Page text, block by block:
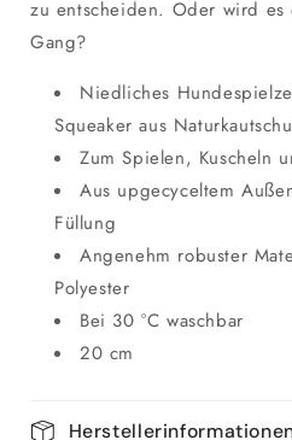
zu entscheiden. Oder wird
Gang?
Niedliches
Squeaker aus
Zum Spielen, Kuscheln
Aus upgecyceltem
Füllung
Angenehm robuster
Polyester
Bei 30 °C waschbar
20 cm